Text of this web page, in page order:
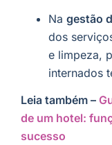
Na gestão
dos
e limpeza,
internados
Leia também –
de um hotel:
sucesso